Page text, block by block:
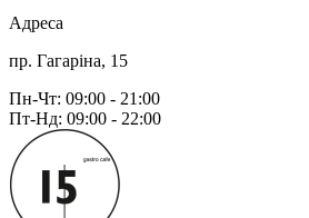
Адреса
пр. Гагаріна, 15
Пн-Чт: 09:00 - 21:00
Пт-Нд: 09:00 - 22:00